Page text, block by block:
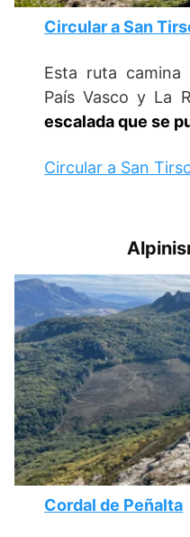
Circular a San
Esta ruta
País Vasco y La
escalada que se
Circular a San
Cordal de Peñalta